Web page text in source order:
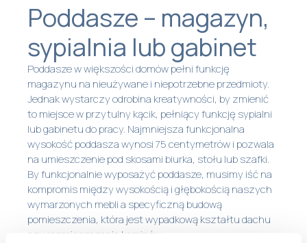
Poddasze – magazyn,
sypialnia lub gabinet
Poddasze w większości domów pełni funkcję
magazynu na nieużywane i niepotrzebne przedmioty.
Jednak wystarczy odrobina kreatywności, by zmienić
to miejsce w przytulny kącik, pełniący funkcję sypialni
lub gabinetu do pracy. Najmniejsza funkcjonalna
wysokość poddasza wynosi 75 centymetrów i pozwala
na umieszczenie pod skosami biurka, stołu lub szafki.
By funkcjonalnie wyposażyć poddasze, musimy iść na
kompromis między wysokością i głębokością naszych
wymarzonych mebli a specyficzną budową
pomieszczenia, która jest wypadkową kształtu dachu
czy rozmieszczenia kominów.